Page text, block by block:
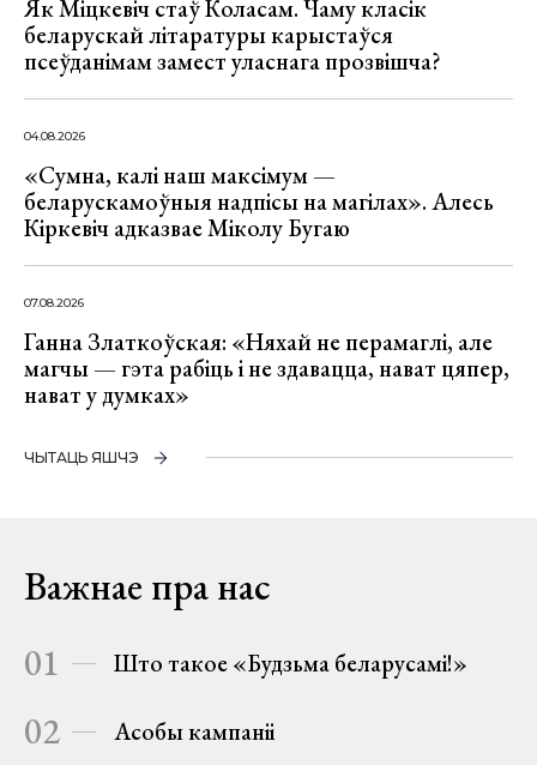
Як Міцкевіч стаў Коласам. Чаму класік
беларускай літаратуры карыстаўся
псеўданімам замест уласнага прозвішча?
04.08.2026
«Сумна, калі наш максімум —
беларускамоўныя надпісы на магілах». Алесь
Кіркевіч адказвае Міколу Бугаю
07.08.2026
Ганна Златкоўская: «Няхай не перамаглі, але
магчы — гэта рабіць і не здавацца, нават цяпер,
нават у думках»
ЧЫТАЦЬ ЯШЧЭ
Важнае пра нас
01 Што такое «Будзьма беларусамі!»
02 Асобы кампаніі